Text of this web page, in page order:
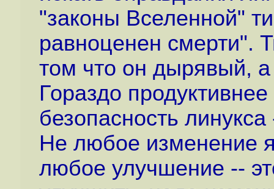
"законы Вселенной"
равноценен смерти".
том что он дырявый, а
Гораздо
безопасность
Не любое изменение
любое улучшение --